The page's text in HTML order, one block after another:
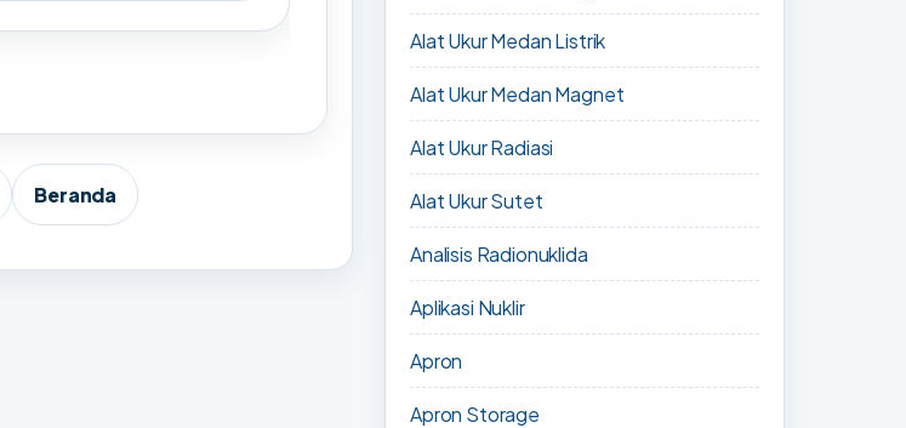
Beranda
Alat Ukur Medan Listrik
Alat Ukur Medan Magnet
Alat Ukur Radiasi
Alat Ukur Sutet
Analisis Radionuklida
Aplikasi Nuklir
Apron
Apron Storage